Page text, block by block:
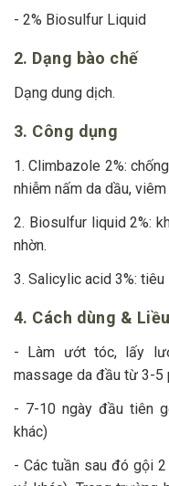
- 2% Biosulfur Liquid
2. Dạng bào chế
Dạng dung dịch.
3. Công dụng
1. Climbazole 2%:
nhiễm nấm da dầu,
2. Biosulfur liquid 2%:
nhờn.
3. Salicylic acid 3%:
4. Cách dùng &
- Làm ướt tóc, lấy
massage da đầu từ 3-5
- 7-10 ngày đầu tiên
khác)
- Các tuần sau đó gội